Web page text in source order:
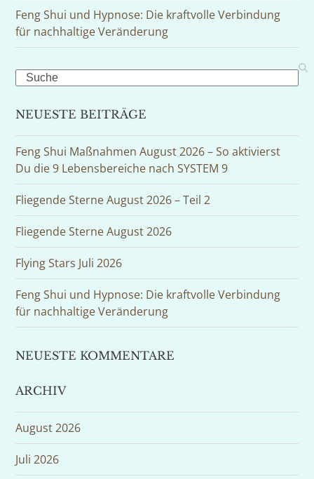
Feng Shui und Hypnose: Die kraftvolle Verbindung
für nachhaltige Veränderung
Search
NEUESTE BEITRÄGE
Feng Shui Maßnahmen August 2026 – So aktivierst
Du die 9 Lebensbereiche nach SYSTEM 9
Fliegende Sterne August 2026 – Teil 2
Fliegende Sterne August 2026
Flying Stars Juli 2026
Feng Shui und Hypnose: Die kraftvolle Verbindung
für nachhaltige Veränderung
NEUESTE KOMMENTARE
ARCHIV
August 2026
Juli 2026